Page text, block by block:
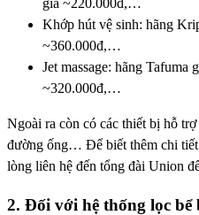
Khớp hút vệ sinh: hãng
~360.000đ,…
Jet massage: hãng Tafuma
~320.000đ,…
Ngoài ra còn có các thiết bị hỗ
đường ống… Để biết thêm chi
lòng liên hệ đến tổng đài Union
2. Đối với hệ thống lọc